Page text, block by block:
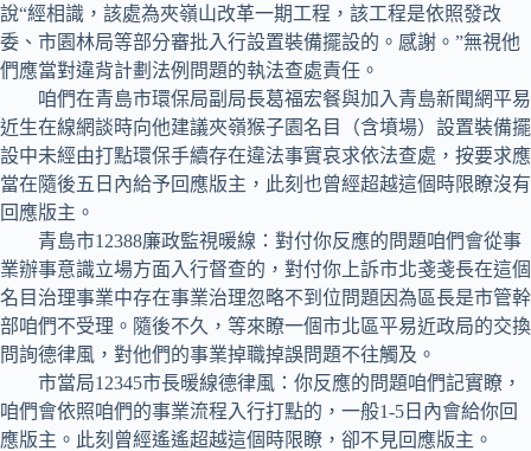
說“經相識，該處為夾嶺山改革一期工程，該工程是依照發改
委、市園林局等部分審批入行設置裝備擺設的。感謝。”無視他
們應當對違背計劃法例問題的執法查處責任。
咱們在青島市環保局副局長葛福宏餐與加入青島新聞網平易
近生在線網談時向他建議夾嶺猴子園名目（含墳場）設置裝備擺
設中未經由打點環保手續存在違法事實哀求依法查處，按要求應
當在隨後五日內給予回應版主，此刻也曾經超越這個時限瞭沒有
回應版主。
青島市12388廉政監視暖線：對付你反應的問題咱們會從事
業辦事意識立場方面入行督查的，對付你上訴市北戔戔長在這個
名目治理事業中存在事業治理忽略不到位問題因為區長是市管幹
部咱們不受理。隨後不久，等來瞭一個市北區平易近政局的交換
問詢德律風，對他們的事業掉職掉誤問題不往觸及。
市當局12345市長暖線德律風：你反應的問題咱們記實瞭，
咱們會依照咱們的事業流程入行打點的，一般1-5日內會給你回
應版主。此刻曾經遙遙超越這個時限瞭，卻不見回應版主。